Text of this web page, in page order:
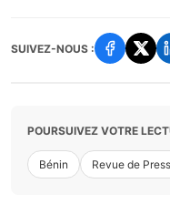
SUIVEZ-NOUS :
POURSUIVEZ VOTRE
Bénin Revue de